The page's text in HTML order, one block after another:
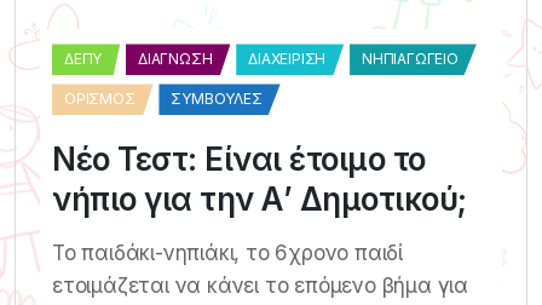
ΔΕΠΥ ΔΙΆΓΝΩΣΗ ΔΙΑΧΕΊΡΙΣΗ ΝΗΠΙΑΓΩΓΕΊΟ
ΟΡΙΣΜΌΣ ΣΥΜΒΟΥΛΈΣ
Νέο Τεστ: Είναι έτοιμο το
νήπιο για την Α’ Δημοτικού;
Το παιδάκι-νηπιάκι, το 6χρονο παιδί
ετοιμάζεται να κάνει το επόμενο βήμα για